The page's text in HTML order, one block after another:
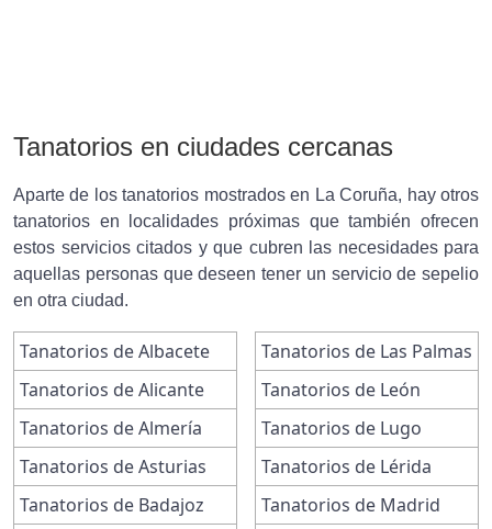
Tanatorios en ciudades cercanas
Aparte de los tanatorios mostrados en La Coruña, hay otros
tanatorios en localidades próximas que también ofrecen
estos servicios citados y que cubren las necesidades para
aquellas personas que deseen tener un servicio de sepelio
en otra ciudad.
Tanatorios de Albacete
Tanatorios de Alicante
Tanatorios de Almería
Tanatorios de Asturias
Tanatorios de Badajoz
Tanatorios de Las Palmas
Tanatorios de León
Tanatorios de Lugo
Tanatorios de Lérida
Tanatorios de Madrid